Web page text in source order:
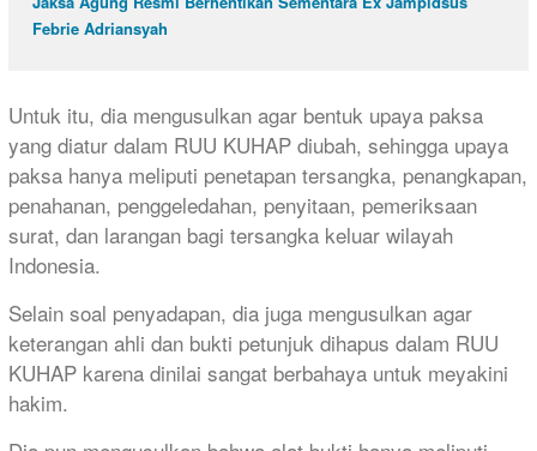
Febrie Adriansyah
Untuk itu, dia mengusulkan agar bentuk upaya paksa
yang diatur dalam RUU KUHAP diubah, sehingga upaya
paksa hanya meliputi penetapan tersangka, penangkapan,
penahanan, penggeledahan, penyitaan, pemeriksaan
surat, dan larangan bagi tersangka keluar wilayah
Indonesia.
Selain soal penyadapan, dia juga mengusulkan agar
keterangan ahli dan bukti petunjuk dihapus dalam RUU
KUHAP karena dinilai sangat berbahaya untuk meyakini
hakim.